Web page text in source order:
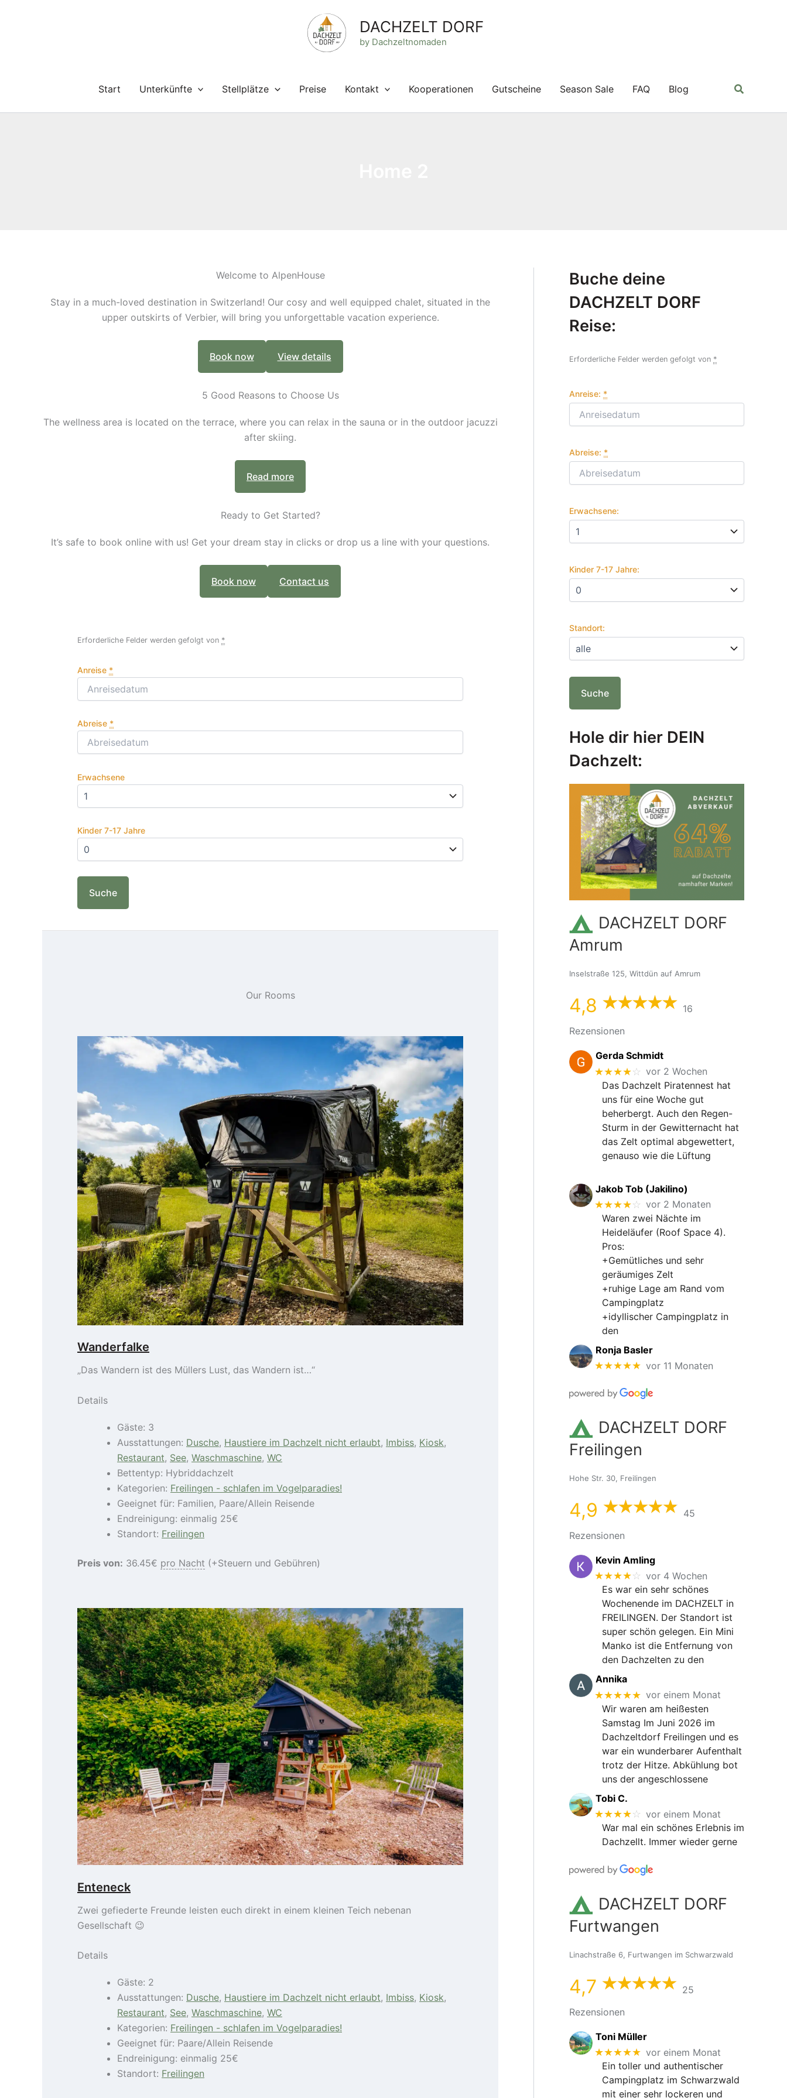
DACHZELT DORF
by Dachzeltnomaden
Start Unterkünfte Stellplätze Preise Kontakt Kooperationen Gutscheine Season Sale FAQ Blog Suchen
Welcome to AlpenHouse
Stay in a much-loved destination in Switzerland! Our cosy and well equipped chalet, situated in the
upper outskirts of Verbier, will bring you unforgettable vacation experience.
Book now View details
5 Good Reasons to Choose Us
The wellness area is located on the terrace, where you can relax in the sauna or in the outdoor jacuzzi
after skiing.
Read more
Ready to Get Started?
It’s safe to book online with us! Get your dream stay in clicks or drop us a line with your questions.
Book now Contact us
Erforderliche Felder werden gefolgt von *
Anreise *
Abreise *
Erwachsene
Kinder 7-17 Jahre
Our Rooms
Wanderfalke
„Das Wandern ist des Müllers Lust, das Wandern ist…“
Details
Gäste: 3
Ausstattungen: Dusche, Haustiere im Dachzelt nicht erlaubt, Imbiss, Kiosk,
Restaurant, See, Waschmaschine, WC
Bettentyp: Hybriddachzelt
Kategorien: Freilingen - schlafen im Vogelparadies!
Geeignet für: Familien, Paare/Allein Reisende
Endreinigung: einmalig 25€
Standort: Freilingen
Preis von: 36.45€ pro Nacht (+Steuern und Gebühren)
Enteneck
Zwei gefiederte Freunde leisten euch direkt in einem kleinen Teich nebenan
Gesellschaft 😉
Details
Gäste: 2
Ausstattungen: Dusche, Haustiere im Dachzelt nicht erlaubt, Imbiss, Kiosk,
Restaurant, See, Waschmaschine, WC
Kategorien: Freilingen - schlafen im Vogelparadies!
Geeignet für: Paare/Allein Reisende
Endreinigung: einmalig 25€
Standort: Freilingen
Paginierung
Buche deine
DACHZELT DORF
Reise:
Erforderliche Felder werden gefolgt von *
Anreise: *
Abreise: *
Erwachsene:
Kinder 7-17 Jahre:
Standort:
Hole dir hier DEIN
Dachzelt:
DACHZELT DORF
Amrum
Inselstraße 125, Wittdün auf Amrum
4,8
16
Rezensionen
Gerda Schmidt
★★★★☆ vor 2 Wochen
Das Dachzelt Piratennest hat
uns für eine Woche gut
beherbergt. Auch den Regen-
Sturm in der Gewitternacht hat
das Zelt optimal abgewettert,
genauso wie die Lüftung
Jakob Tob (Jakilino)
★★★★☆ vor 2 Monaten
Waren zwei Nächte im
Heideläufer (Roof Space 4).
Pros:
+Gemütliches und sehr
geräumiges Zelt
+ruhige Lage am Rand vom
Campingplatz
+idyllischer Campingplatz in
den
Ronja Basler
★★★★★ vor 11 Monaten
DACHZELT DORF
Freilingen
Hohe Str. 30, Freilingen
4,9
45
Rezensionen
Kevin Amling
★★★★☆ vor 4 Wochen
Es war ein sehr schönes
Wochenende im DACHZELT in
FREILINGEN. Der Standort ist
super schön gelegen. Ein Mini
Manko ist die Entfernung von
den Dachzelten zu den
Annika
★★★★★ vor einem Monat
Wir waren am heißesten
Samstag Im Juni 2026 im
Dachzeltdorf Freilingen und es
war ein wunderbarer Aufenthalt
trotz der Hitze. Abkühlung bot
uns der angeschlossene
Tobi C.
★★★★☆ vor einem Monat
War mal ein schönes Erlebnis im
Dachzellt. Immer wieder gerne
DACHZELT DORF
Furtwangen
Linachstraße 6, Furtwangen im Schwarzwald
4,7
25
Rezensionen
Toni Müller
★★★★★ vor einem Monat
Ein toller und authentischer
Campingplatz im Schwarzwald
mit einer sehr lockeren und